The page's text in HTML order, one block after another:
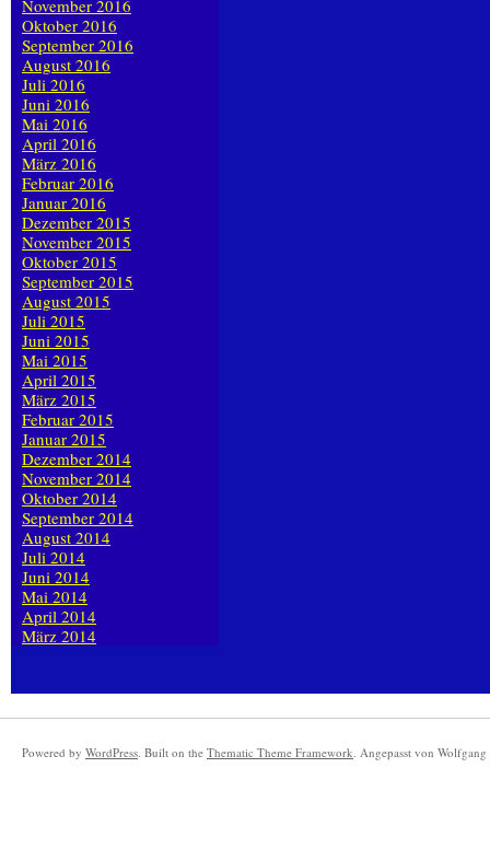
November 2016
Oktober 2016
September 2016
August 2016
Juli 2016
Juni 2016
Mai 2016
April 2016
März 2016
Februar 2016
Januar 2016
Dezember 2015
November 2015
Oktober 2015
September 2015
August 2015
Juli 2015
Juni 2015
Mai 2015
April 2015
März 2015
Februar 2015
Januar 2015
Dezember 2014
November 2014
Oktober 2014
September 2014
August 2014
Juli 2014
Juni 2014
Mai 2014
April 2014
März 2014
Powered by WordPress. Built on the Thematic Theme Framework. Angepasst von